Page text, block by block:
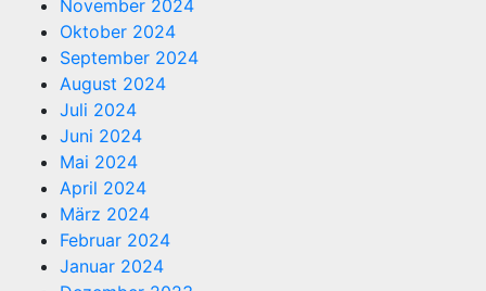
November 2024
Oktober 2024
September 2024
August 2024
Juli 2024
Juni 2024
Mai 2024
April 2024
März 2024
Februar 2024
Januar 2024